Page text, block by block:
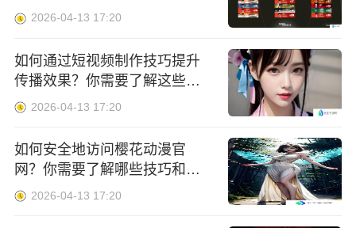
2026-04-13 17:20
如何通过短视频制作技巧提升
传播效果？你需要了解这些关
键要素！
2026-04-13 17:20
如何安全地访问樱花动漫官
网？你需要了解哪些技巧和注
意事项？
2026-04-13 17:20